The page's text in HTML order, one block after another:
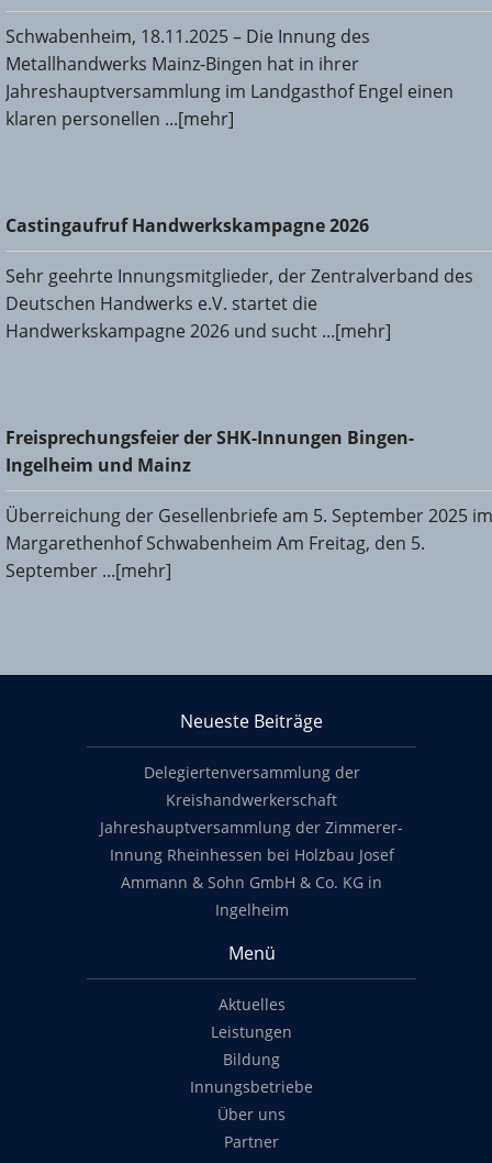
Schwabenheim, 18.11.2025 – Die Innung des
Metallhandwerks Mainz-Bingen hat in ihrer
Jahreshauptversammlung im Landgasthof Engel einen
klaren personellen ...[mehr]
Castingaufruf Handwerkskampagne 2026
Castingaufruf Handwerkskampagne 2026
Sehr geehrte Innungsmitglieder, der Zentralverband des
Deutschen Handwerks e.V. startet die
Handwerkskampagne 2026 und sucht ...[mehr]
Freisprechungsfeier der SHK-Innungen Bingen-Ingelheim
und Mainz
Freisprechungsfeier der SHK-Innungen Bingen-
Ingelheim und Mainz
Überreichung der Gesellenbriefe am 5. September 2025 im
Margarethenhof Schwabenheim Am Freitag, den 5.
September ...[mehr]
Neueste Beiträge
Delegiertenversammlung der
Kreishandwerkerschaft
Jahreshauptversammlung der Zimmerer-
Innung Rheinhessen bei Holzbau Josef
Ammann & Sohn GmbH & Co. KG in
Ingelheim
Menü
Aktuelles
Leistungen
Bildung
Innungsbetriebe
Über uns
Partner